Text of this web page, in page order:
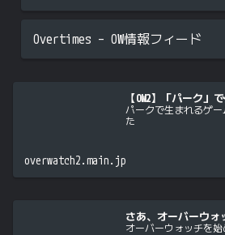
Overtimes – OW情報フィード
【OW2】「パーク」
パークで生まれるゲ
た
overwatch2.main.jp
さあ、オーバーウォ
オーバーウォッチを